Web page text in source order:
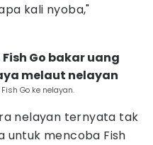
kali nyoba,"
Go bakar uang
melaut nelayan
Go ke nelayan.
nelayan ternyata tak
untuk mencoba Fish